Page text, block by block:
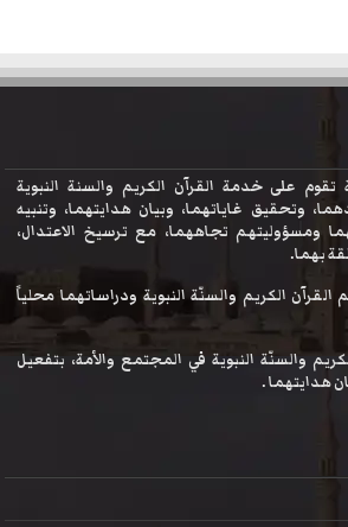
على خدمة القرآن الكريم والسنة النبوية
وتحقيق غاياتهما، وبيان هدايتهما، وتنبيه
ومسؤوليتهم تجاههما، مع ترسيخ الاعتدال،
بهما.
القرآن الكريم والسنّة النبوية ودراساتهما محلياً
والسنّة النبوية في المجتمع والأمة، بتفعيل
هدايتهما .